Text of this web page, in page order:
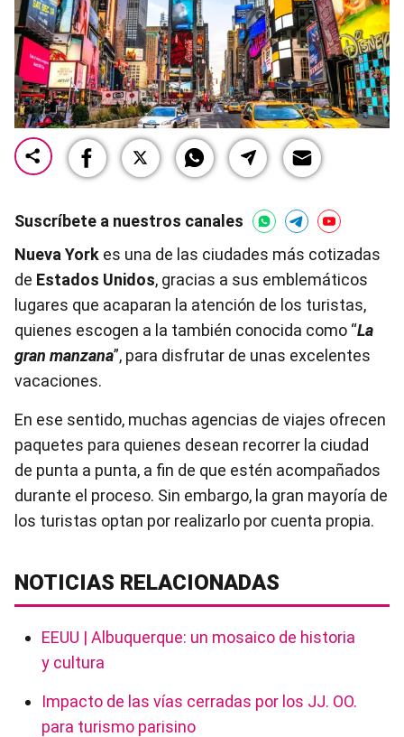
Suscríbete a nuestros canales
Nueva York es una de las ciudades más cotizadas
de Estados Unidos, gracias a sus emblemáticos
lugares que acaparan la atención de los turistas,
quienes escogen a la también conocida como “La
gran manzana”, para disfrutar de unas excelentes
vacaciones.
En ese sentido, muchas agencias de viajes ofrecen
paquetes para quienes desean recorrer la ciudad
de punta a punta, a fin de que estén acompañados
durante el proceso. Sin embargo, la gran mayoría de
los turistas optan por realizarlo por cuenta propia.
NOTICIAS RELACIONADAS
EEUU | Albuquerque: un mosaico de historia
y cultura
Impacto de las vías cerradas por los JJ. OO.
para turismo parisino